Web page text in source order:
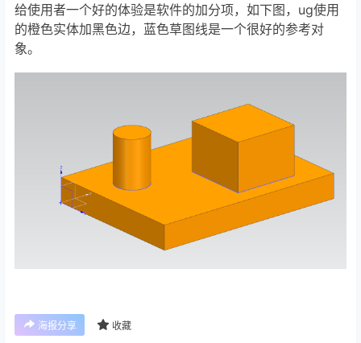
给使用者一个好的体验是软件的加分项，如下图，ug使用
的橙色实体加黑色边，蓝色草图线是一个很好的参考对
象。
海报分享 收藏